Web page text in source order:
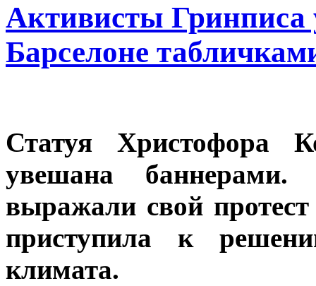
Активисты Гринписа
Барселоне
Статуя Христофора
увешана
выражали свой
приступила к
климата.